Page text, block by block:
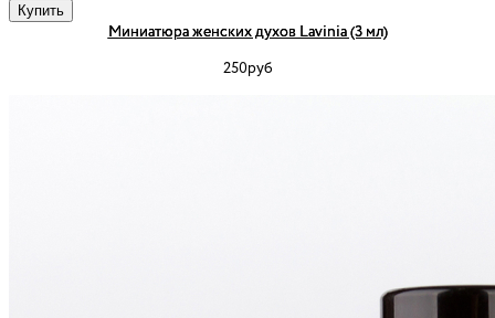
Купить
Миниатюра женских духов Lavinia (3 мл)
250руб